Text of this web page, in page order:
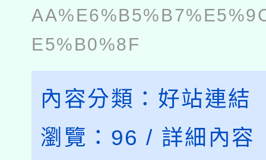
E5%B0%8F
內容分類： 好站連結
瀏覽： 96 / 詳細內容